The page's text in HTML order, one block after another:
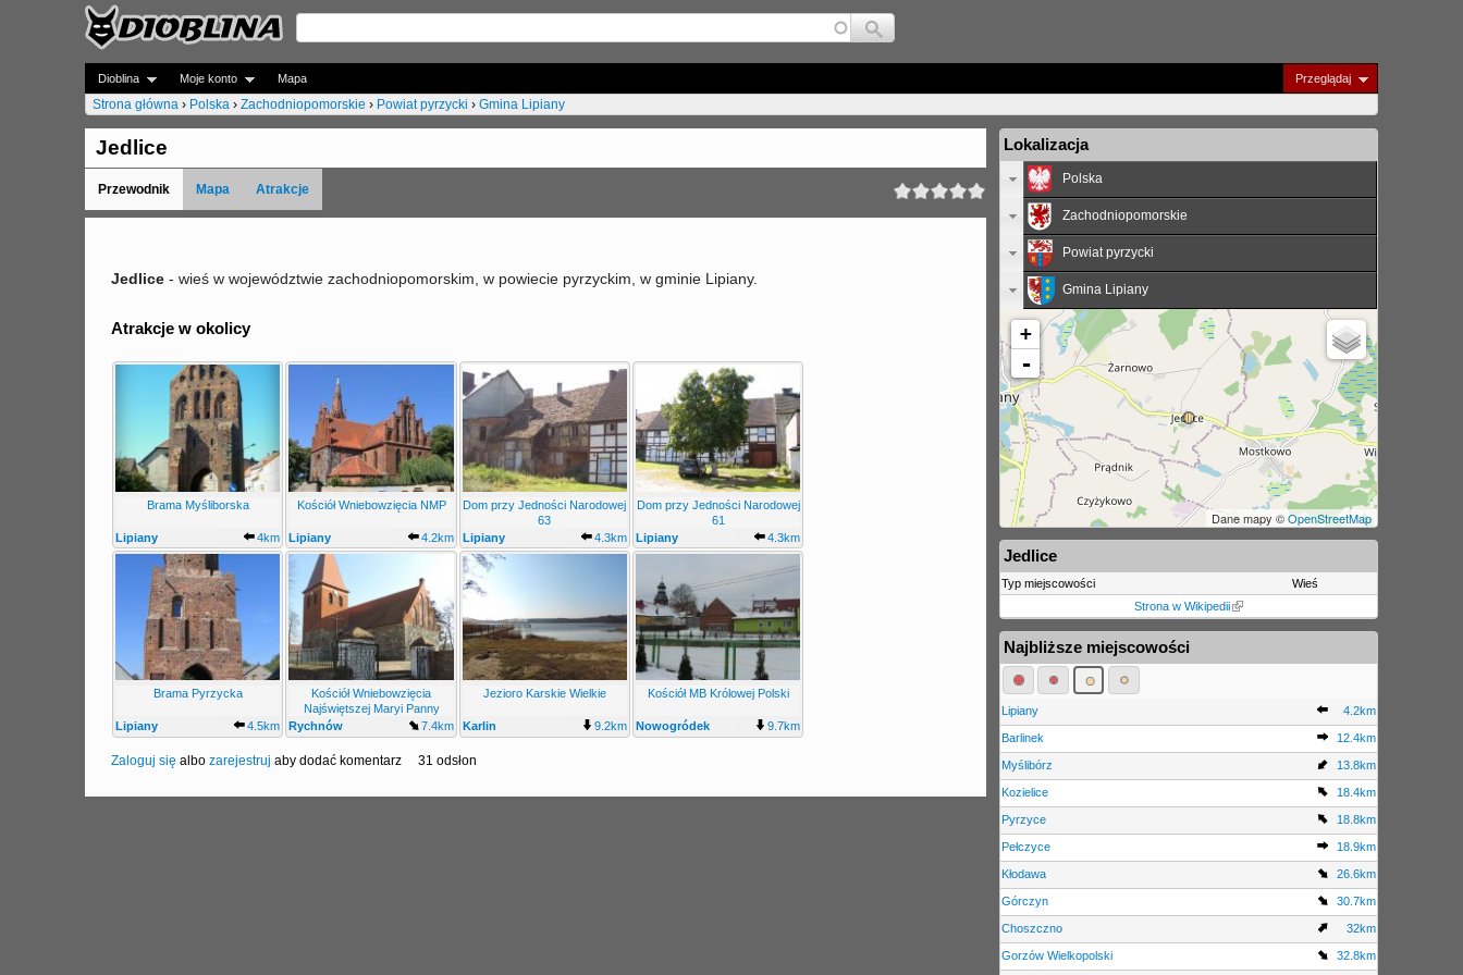
Jump to navigation
Dioblina Moje konto Przeglądaj
Mapa
J
e
s
Strona główna › Polska › Zachodniopomorskie › Powiat pyrzycki › Gmina Lipiany
Jedlice
Przewodnik Mapa Atrakcje
Jedlice - wieś w województwie zachodniopomorskim, w powiecie pyrzyckim, w gminie Lipiany.
Atrakcje w okolicy
Brama Myśliborska
Lipiany 4km
Kościół Wniebowzięcia NMP
Lipiany 4.2km
Dom przy Jedności Narodowej
63
Lipiany
4.3km
Dom przy Jedności Narodowej
61
Lipiany
4.3km
Brama Pyrzycka
Lipiany 4.5km
Kościół Wniebowzięcia
Najświętszej Maryi Panny
Rychnów
7.4km
Jezioro Karskie Wielkie
Karlin 9.2km
Kościół MB Królowej Polski
Nowogródek
9.7km
Zaloguj się albo zarejestruj aby dodać komentarz 31 odsłon
Lokalizacja
Polska
Zachodniopomorskie
Powiat pyrzycki
Gmina Lipiany
+
-
Dane mapy ©OpenStreetMap
Jedlice
Typ miejscowości
Wieś
Strona w Wikipedii
Najbliższe miejscowości
Lipiany 4.2km
Barlinek 12.4km
Myślibórz 13.8km
Kozielice 18.4km
Pyrzyce 18.8km
Pełczyce 18.9km
Kłodawa 26.6km
Górczyn 30.7km
Choszczno 32km
Gorzów Wielkopolski 32.8km